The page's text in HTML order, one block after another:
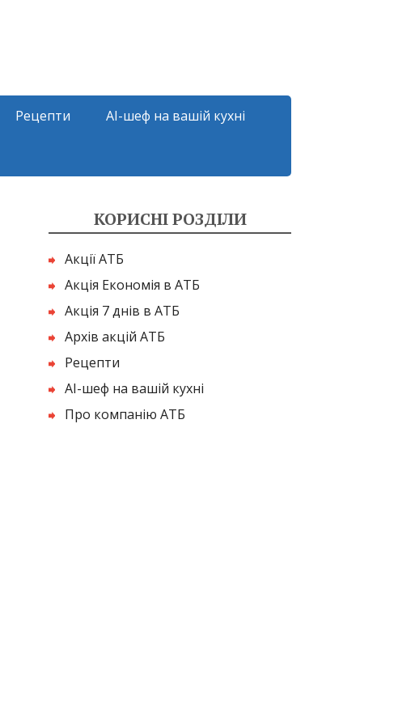
Рецепти AI-шеф на вашій кухні
КОРИСНІ РОЗДІЛИ
Акції АТБ
Акція Економія в АТБ
Акція 7 днів в АТБ
Архів акцій АТБ
Рецепти
AI-шеф на вашій кухні
Про компанію АТБ